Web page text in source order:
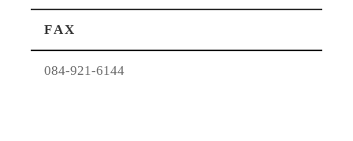
FAX
084-921-6144